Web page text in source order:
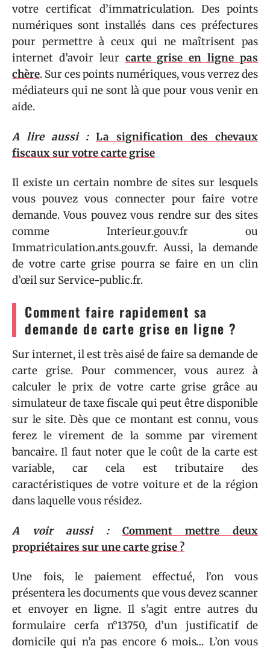
votre certificat d’immatriculation. Des points
numériques sont installés dans ces préfectures
pour permettre à ceux qui ne maîtrisent pas
internet d’avoir leur carte grise en ligne pas
chère. Sur ces points numériques, vous verrez des
médiateurs qui ne sont là que pour vous venir en
aide.
A lire aussi : La signification des chevaux
fiscaux sur votre carte grise
Il existe un certain nombre de sites sur lesquels
vous pouvez vous connecter pour faire votre
demande. Vous pouvez vous rendre sur des sites
comme Interieur.gouv.fr ou
Immatriculation.ants.gouv.fr. Aussi, la demande
de votre carte grise pourra se faire en un clin
d’œil sur Service-public.fr.
Comment faire rapidement sa
demande de carte grise en ligne ?
Sur internet, il est très aisé de faire sa demande de
carte grise. Pour commencer, vous aurez à
calculer le prix de votre carte grise grâce au
simulateur de taxe fiscale qui peut être disponible
sur le site. Dès que ce montant est connu, vous
ferez le virement de la somme par virement
bancaire. Il faut noter que le coût de la carte est
variable, car cela est tributaire des
caractéristiques de votre voiture et de la région
dans laquelle vous résidez.
A voir aussi :
Comment mettre deux
propriétaires sur une carte grise ?
Une fois, le paiement effectué, l’on vous
présentera les documents que vous devez scanner
et envoyer en ligne. Il s’agit entre autres du
formulaire cerfa n°13750, d’un justificatif de
domicile qui n’a pas encore 6 mois… L’on vous